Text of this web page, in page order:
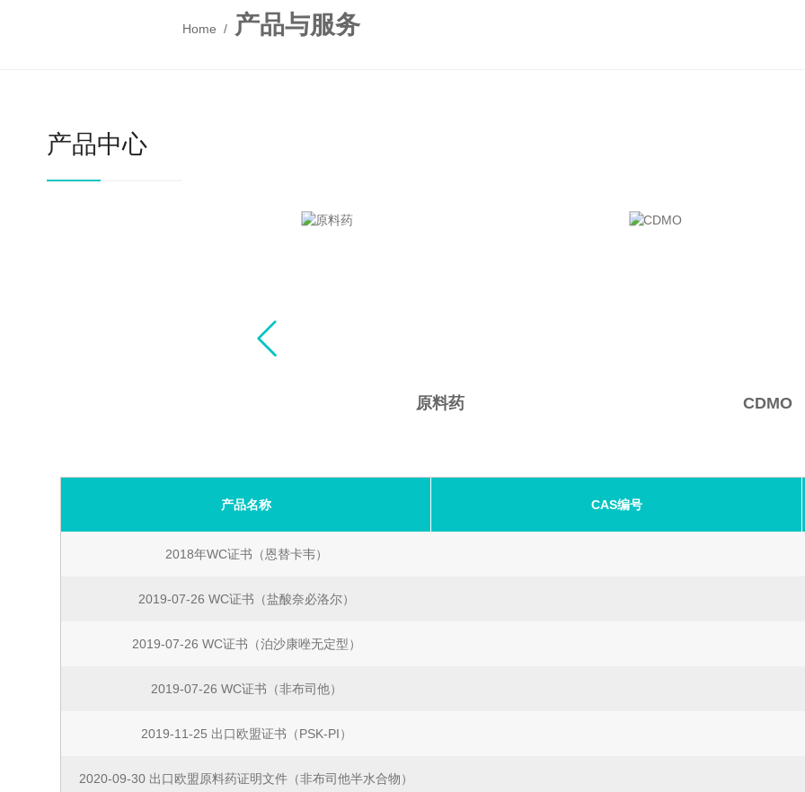
Home / 产品与服务
产品中心
原料药 CDMO

产品名称 CAS编号
2018年WC证书（恩替卡韦）
2019-07-26 WC证书（盐酸奈必洛尔）
2019-07-26 WC证书（泊沙康唑无定型）
2019-07-26 WC证书（非布司他）
2019-11-25 出口欧盟证书（PSK-PI）
2020-09-30 出口欧盟原料药证明文件（非布司他半水合物）